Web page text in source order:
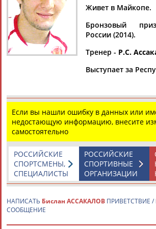
Аслаудин
АБАЕВ
Елена
АБАИМОВА
Тамилла
Рамазан
Флюра
АББАТЕ-
БУЛАТОВА
Татьяна
АББЯСОВА
Живет в Майкопе.
Бронзовый
России (2014).
Тренер - Р.С.
Выступает за
Если вы нашли ошибку в данных или
недостающую информацию, внесите
самостоятельно
РОССИЙСКИЕ
СПОРТИВНЫЕ
ОРГАНИЗАЦИИ
РОССИЙСКИЕ
СПОРТСМЕНЫ,
СПЕЦИАЛИСТЫ
НАПИСАТЬ Бислан АССАКАЛОВ ПРИВЕТСТВИЕ
СООБЩЕНИЕ